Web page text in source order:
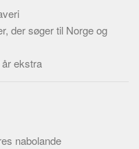
der søger til Norge og
ekstra
nabolande